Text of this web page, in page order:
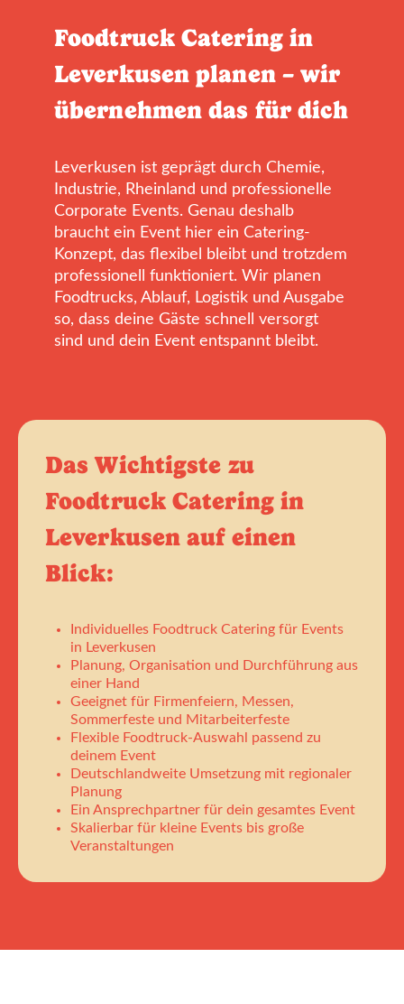
Foodtruck Catering in
Leverkusen planen – wir
übernehmen das für dich
Leverkusen ist geprägt durch Chemie,
Industrie, Rheinland und professionelle
Corporate Events. Genau deshalb
braucht ein Event hier ein Catering-
Konzept, das flexibel bleibt und trotzdem
professionell funktioniert. Wir planen
Foodtrucks, Ablauf, Logistik und Ausgabe
so, dass deine Gäste schnell versorgt
sind und dein Event entspannt bleibt.
Das Wichtigste zu
Foodtruck Catering in
Leverkusen auf einen
Blick:
Individuelles Foodtruck Catering für Events
in Leverkusen
Planung, Organisation und Durchführung aus
einer Hand
Geeignet für Firmenfeiern, Messen,
Sommerfeste und Mitarbeiterfeste
Flexible Foodtruck-Auswahl passend zu
deinem Event
Deutschlandweite Umsetzung mit regionaler
Planung
Ein Ansprechpartner für dein gesamtes Event
Skalierbar für kleine Events bis große
Veranstaltungen